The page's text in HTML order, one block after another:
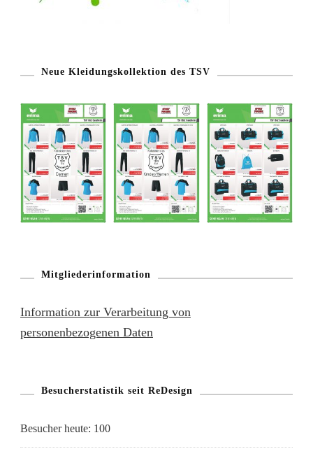
Neue Kleidungskollektion des TSV
Mitgliederinformation
Information zur Verarbeitung von
personenbezogenen Daten
Besucherstatistik seit ReDesign
Besucher heute: 100